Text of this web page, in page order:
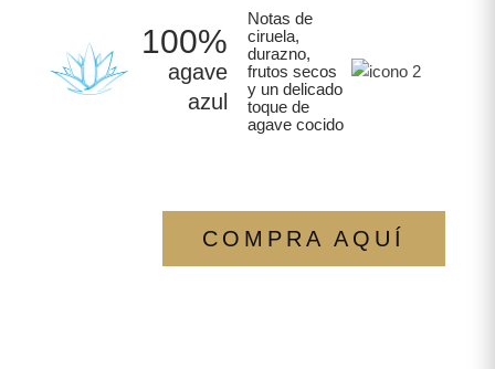
100%
agave
azul
Notas de
ciruela,
durazno,
frutos secos
y un delicado
toque de
agave cocido
COMPRA AQUÍ